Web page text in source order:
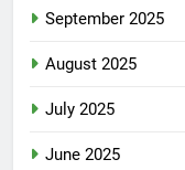
September 2025
August 2025
July 2025
June 2025